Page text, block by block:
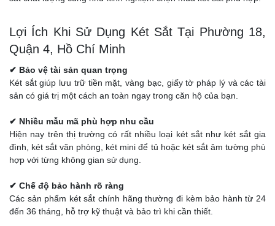
Lợi Ích Khi Sử Dụng Két Sắt Tại Phường 18,
Quận 4, Hồ Chí Minh
✔ Bảo vệ tài sản quan trọng
Két sắt giúp lưu trữ tiền mặt, vàng bạc, giấy tờ pháp lý và các tài
sản có giá trị một cách an toàn ngay trong căn hộ của bạn.
✔ Nhiều mẫu mã phù hợp nhu cầu
Hiện nay trên thị trường có rất nhiều loại két sắt như két sắt gia
đình, két sắt văn phòng, két mini để tủ hoặc két sắt âm tường phù
hợp với từng không gian sử dụng.
✔ Chế độ bảo hành rõ ràng
Các sản phẩm két sắt chính hãng thường đi kèm bảo hành từ 24
đến 36 tháng, hỗ trợ kỹ thuật và bảo trì khi cần thiết.